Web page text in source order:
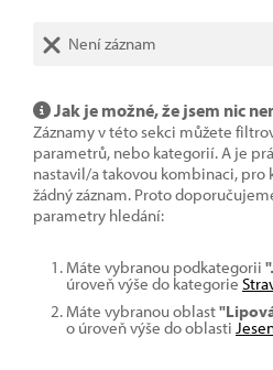
Není záznam
Jak je možné, že jsem nic
Záznamy v této sekci můžete
parametrů, nebo kategorií. A je
nastavil/a takovou kombinaci, pro
žádný záznam. Proto
parametry hledání:
Máte vybranou podkategorii
úroveň výše do kategorie
Máte vybranou oblast
o úroveň výše do oblasti